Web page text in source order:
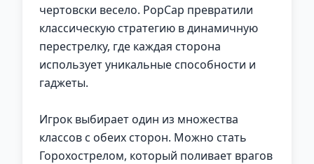
чертовски весело. PopCap превратили
классическую стратегию в динамичную
перестрелку, где каждая сторона
использует уникальные способности и
гаджеты.
Игрок выбирает один из множества
классов с обеих сторон. Можно стать
Горохострелом, который поливает врагов